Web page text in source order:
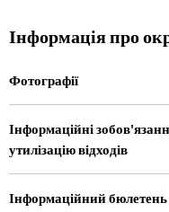
Інформація про
Фотографії
Інформаційні
утилізацію відходів
Інформаційний бюлетень